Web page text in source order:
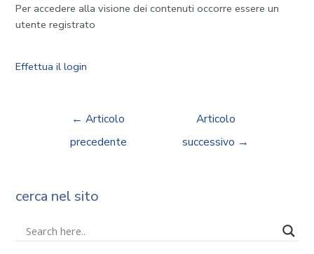
Per accedere alla visione dei contenuti occorre essere un
utente registrato
Effettua il login
← Articolo
precedente
Articolo
successivo →
cerca nel sito